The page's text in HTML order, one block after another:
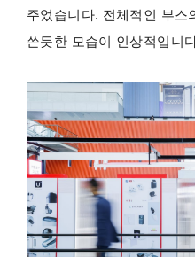
주었습니다. 전체적인 부스
쓴듯한 모습이 인상적입니